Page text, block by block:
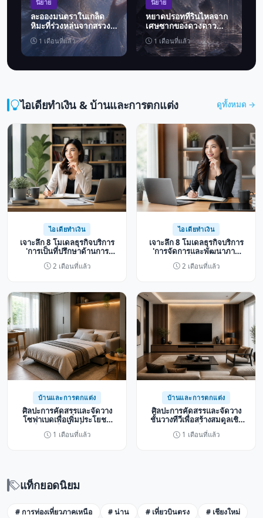
นิยาย
ละอองมนตราในเกล็ด
หิมะที่ร่วงหล่นจากสรวง
สวรรค์
1 เดือนที่แล้ว
นิยาย
หยาดปรอทที่รินไหลจาก
เศษซากของดวงดาว
ตกค้าง
1 เดือนที่แล้ว
ไอเดียทำเงิน & บ้านและการตกแต่ง ดูทั้งหมด →
ไอเดียทำเงิน
เจาะลึก 8 โมเดลธุรกิจบริการ
'การเป็นที่ปรึกษาด้านการ
จัดการเวลาและประสิทธิภาพ
ชีวิต' เปลี่ยนทักษะการจัดสรร
2 เดือนที่แล้ว
ไอเดียทำเงิน
เจาะลึก 8 โมเดลธุรกิจบริการ
'การจัดการและพัฒนาภาพ
ลักษณ์ออนไลน์ (Personal
Branding Consultant)'
2 เดือนที่แล้ว
บ้านและการตกแต่ง
ศิลปะการคัดสรรและจัดวาง
โซฟาเบดเพื่อเพิ่มประโยชน์
ใช้สอยในพื้นที่จำกัด
1 เดือนที่แล้ว
บ้านและการตกแต่ง
ศิลปะการคัดสรรและจัดวาง
ชั้นวางทีวีเพื่อสร้างสมดุลเชิง
สถาปัตยกรรมในห้องนั่งเล่น
1 เดือนที่แล้ว
แท็กยอดนิยม
# การท่องเที่ยวภาคเหนือ # น่าน # เที่ยวบินตรง
# เชียงใหม่